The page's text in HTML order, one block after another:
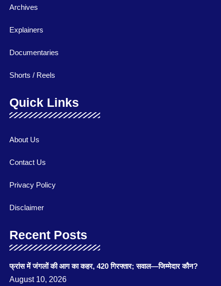
Archives
Explainers
Documentaries
Shorts / Reels
Quick Links
About Us
Contact Us
Privacy Policy
Disclaimer
Recent Posts
फ्रांस में जंगलों की आग का कहर, 420 गिरफ्तार; सवाल—जिम्मेदार कौन?
August 10, 2026